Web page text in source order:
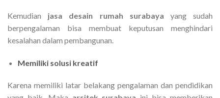
Kemudian jasa desain rumah surabaya yang sudah
berpengalaman bisa membuat keputusan menghindari
kesalahan dalam pembangunan.
Memiliki solusi kreatif
Karena memiliki latar belakang pengalaman dan pendidikan